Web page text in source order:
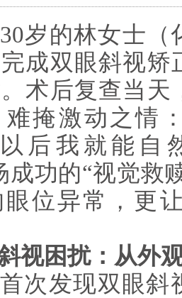
岁的林女士
成双眼斜视
术后复查当天
掩激动之情
后我就能自
成功的“视觉救
位异常，更
视困扰：从外
次发现双眼斜